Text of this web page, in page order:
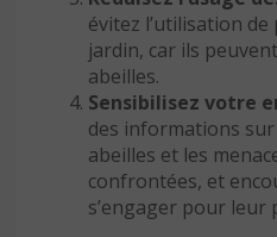
évitez l’utilisation
jardin, car ils
abeilles.
Sensibilisez votre
des informations sur
abeilles et les
confrontées, et
s’engager pour leur